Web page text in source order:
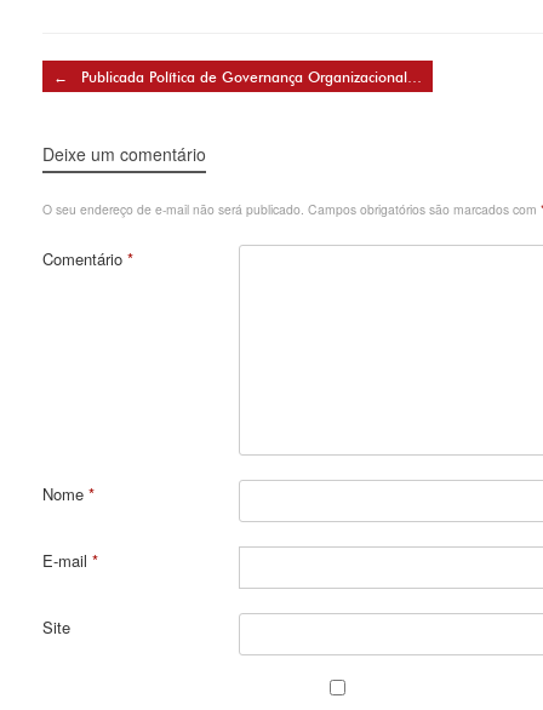
Post navigation
← Publicada Política de Governança Organizacional…
Deixe um comentário
O seu endereço de e-mail não será publicado. Campos obrigatórios são marcados com
Comentário *
Nome *
E-mail *
Site